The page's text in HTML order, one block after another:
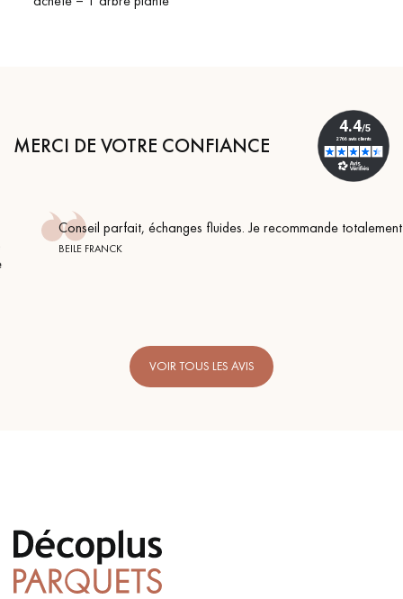
MERCI DE VOTRE CONFIANCE
Conseil parfait, échanges fluides. Je recommande totalement
BEILE FRANCK
VOIR TOUS LES AVIS